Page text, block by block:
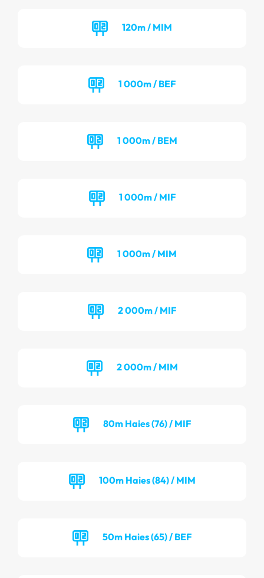
120m / MIM
1 000m / BEF
1 000m / BEM
1 000m / MIF
1 000m / MIM
2 000m / MIF
2 000m / MIM
80m Haies (76) / MIF
100m Haies (84) / MIM
50m Haies (65) / BEF